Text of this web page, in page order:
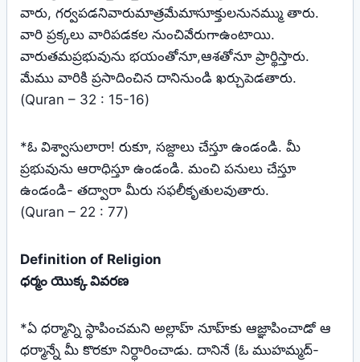
వారు, గర్వపడనివారుమాత్రమేమాసూక్తులనునమ్ము తారు.
వారి ప్రక్కలు వారిపడకల నుంచివేరుగాఉంటాయి.
వారుతమప్రభువును భయంతోనూ,ఆశతోనూ ప్రార్థిస్తారు.
మేము వారికి ప్రసాదించిన దానినుండి ఖర్చుపెడతారు.
(Quran – 32 : 15-16)
*ఓ విశ్వాసులారా! రుకూ, సజ్దాలు చేస్తూ ఉండండి. మీ
ప్రభువును ఆరాధిస్తూ ఉండండి. మంచి పనులు చేస్తూ
ఉండండి- తద్వారా మీరు సఫలీకృతులవుతారు.
(Quran – 22 : 77)
Definition of Religion
ధర్మం యొక్క వివరణ
*ఏ ధర్మాన్ని స్థాపించమని అల్లాహ్‌ నూహ్‌కు ఆజ్ఞాపించాడో ఆ
ధర్మాన్నే మీ కొరకూ నిర్ధారించాడు. దానినే (ఓ ముహమ్మద్‌-